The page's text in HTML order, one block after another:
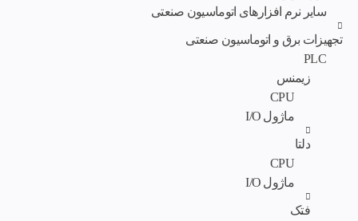
سایر نرم افزارهای اتوماسیون صنعتی
تجهیزات برق و اتوماسیون صنعتی
PLC
زیمنس
CPU
ماژول I/O
دلتا
CPU
ماژول I/O
فتک